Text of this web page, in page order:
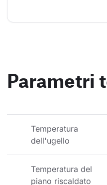
Parametri
Temperatura
dell'ugello
Temperatura del
piano riscaldato